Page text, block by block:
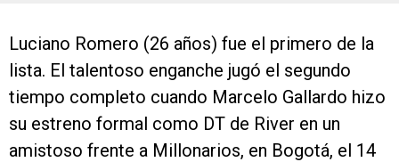
Luciano Romero (26 años) fue el primero de la
lista. El talentoso enganche jugó el segundo
tiempo completo cuando Marcelo Gallardo hizo
su estreno formal como DT de River en un
amistoso frente a Millonarios, en Bogotá, el 14